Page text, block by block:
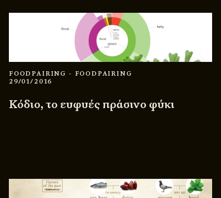
FOODPAIRING - FOODPAIRING
29/01/2016
Κόδιο, το ευφυές πράσινο φύκι